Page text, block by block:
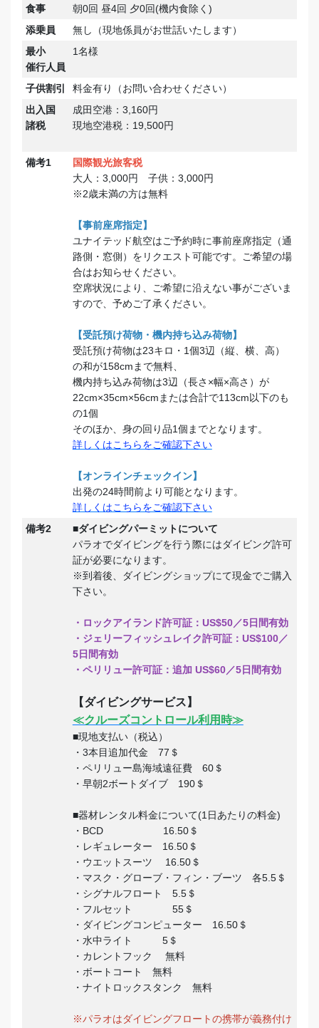
食事
朝0回 昼4回 夕0回(機内食除く)
添乗員
無し（現地係員がお世話いたします）
最小
催行人員
1名様
子供割引
料金有り（お問い合わせください）
出入国
諸税
成田空港：3,160円
現地空港税：19,500円
備考1
国際観光旅客税
大人：3,000円 子供：3,000円
※2歳未満の方は無料
【事前座席指定】
ユナイテッド航空はご予約時に事前座席指定（通
路側・窓側）をリクエスト可能です。ご希望の場
合はお知らせください。
空席状況により、ご希望に沿えない事がございま
すので、予めご了承ください。
【受託預け荷物・機内持ち込み荷物】
受託預け荷物は23キロ・1個3辺（縦、横、高）
の和が158cmまで無料、
機内持ち込み荷物は3辺（長さ×幅×高さ）が
22cm×35cm×56cmまたは合計で113cm以下のも
の1個
そのほか、身の回り品1個までとなります。
詳しくはこちらをご確認下さい
【オンラインチェックイン】
出発の24時間前より可能となります。
詳しくはこちらをご確認下さい
備考2
■ダイビングパーミットについて
パラオでダイビングを行う際にはダイビング許可
証が必要になります。
※到着後、ダイビングショップにて現金でご購入
下さい。
・ロックアイランド許可証：US$50／5日間有効
・ジェリーフィッシュレイク許可証：US$100／
5日間有効
・ペリリュー許可証：追加 US$60／5日間有効
【ダイビングサービス】
≪クルーズコントロール利用時≫
■現地支払い（税込）
・3本目追加代金 77＄
・ペリリュー島海域遠征費 60＄
・早朝2ボートダイブ 190＄
■器材レンタル料金について(1日あたりの料金)
・BCD 16.50＄
・レギュレーター 16.50＄
・ウエットスーツ 16.50＄
・マスク・グローブ・フィン・ブーツ 各5.5＄
・シグナルフロート 5.5＄
・フルセット 55＄
・ダイビングコンピューター 16.50＄
・水中ライト 5＄
・カレントフック 無料
・ボートコート 無料
・ナイトロックスタンク 無料
※パラオはダイビングフロートの携帯が義務付け